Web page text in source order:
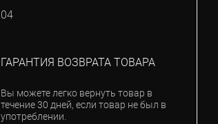
04
ГАРАНТИЯ ВОЗВРАТА ТОВАРА
Вы можете легко вернуть товар в
течение 30 дней, если товар не был в
употреблении.